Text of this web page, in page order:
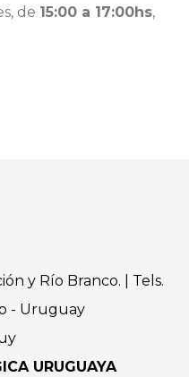
de 15:00 a 17:00hs,
y Río Branco. | Tels.
- Uruguay
URUGUAYA